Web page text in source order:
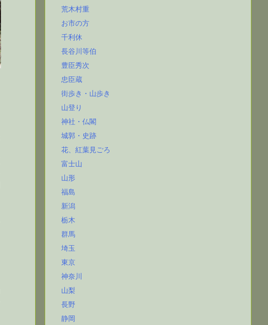
荒木村重
お市の方
千利休
長谷川等伯
豊臣秀次
忠臣蔵
街歩き・山歩き
山登り
神社・仏閣
城郭・史跡
花、紅葉見ごろ
富士山
山形
福島
新潟
栃木
群馬
埼玉
東京
神奈川
山梨
長野
静岡